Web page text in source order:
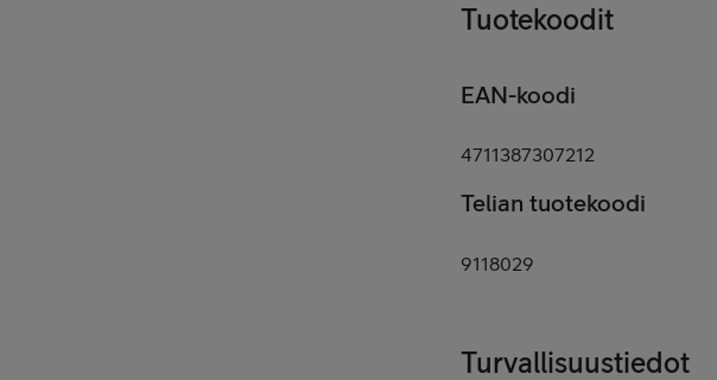
Tuotekoodit
EAN-koodi
4711387307212
Telian tuotekoodi
9118029
Turvallisuustiedot